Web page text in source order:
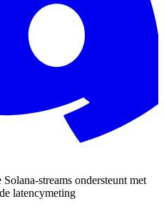
streams ondersteunt met
latencymeting